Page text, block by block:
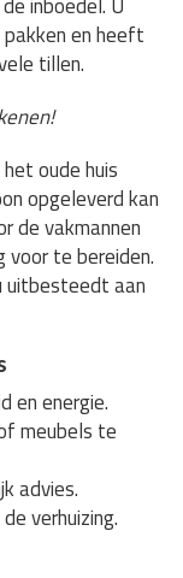
en heeft
tillen.
oude huis
opgeleverd kan
de vakmannen
te bereiden.
uitbesteedt aan
en energie.
meubels te
advies.
verhuizing.